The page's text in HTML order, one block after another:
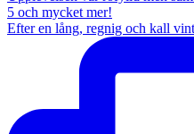
Efter en lång, regnig och kall